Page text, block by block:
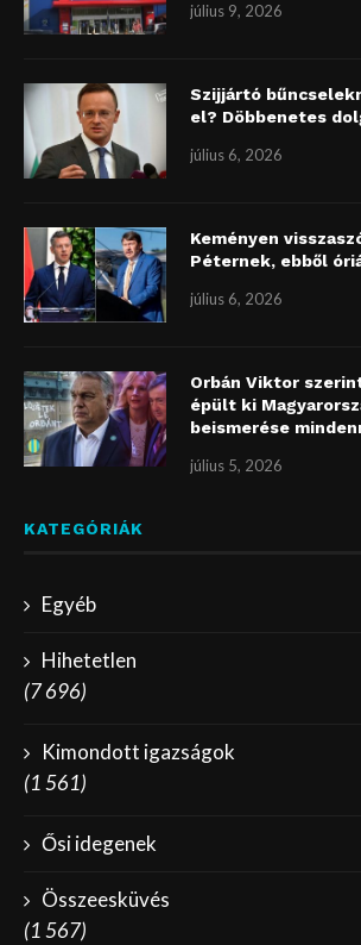
július 9, 2026
Szijjártó
el? Döbbenetes
július 6, 2026
Keményen
Péternek, ebből
július 6, 2026
Orbán Viktor
épült ki
beismerése
július 5, 2026
KATEGÓRIÁK
Egyéb
Hihetetlen
(7 696)
Kimondott igazságok
(1 561)
Ősi idegenek
Összeesküvés
(1 567)